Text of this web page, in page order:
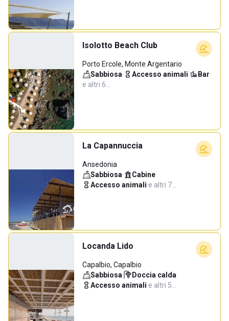
Isolotto Beach Club
Porto Ercole, Monte Argentario
Sabbiosa· Accesso animali· Bar·
e altri 6…
La Capannuccia
Ansedonia
Sabbiosa· Cabine·
Accesso animali·e altri 7…
Locanda Lido
Capalbio, Capalbio
Sabbiosa· Doccia calda·
Accesso animali·e altri 5…